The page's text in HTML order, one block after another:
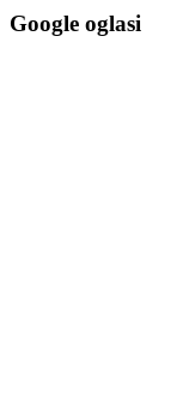
Google oglasi